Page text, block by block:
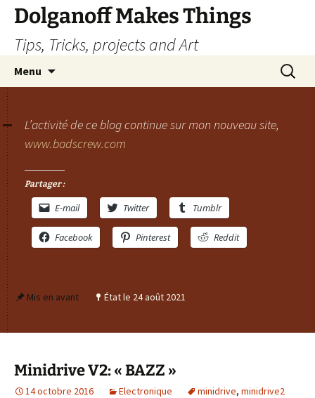
Dolganoff Makes Things
Tips, Tricks, projects and Art
Menu
L’activité de ce blog continue sur mon nouveau site,
www.badscrew.com
Partager :
E-mail Twitter Tumblr
Facebook Pinterest Reddit
Mis en avant État le 24 août 2021
Minidrive V2: « BAZZ »
14 octobre 2016 Electronique minidrive, minidrive2